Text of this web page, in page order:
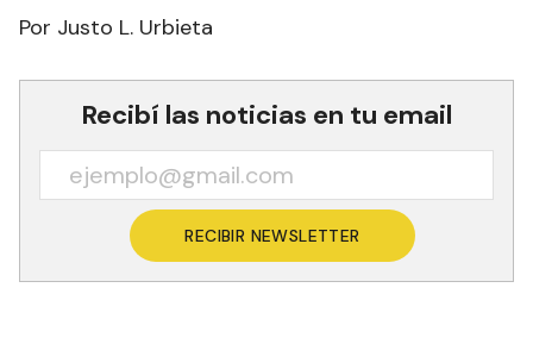
Por Justo L. Urbieta
Recibí las noticias en tu email
RECIBIR NEWSLETTER